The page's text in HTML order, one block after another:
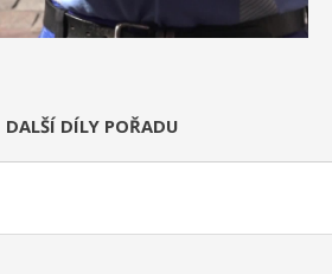
DALŠÍ DÍLY POŘADU